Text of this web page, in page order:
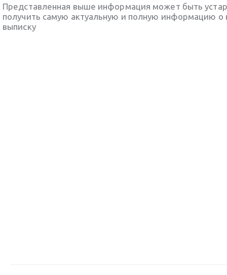
Представленная выше информация может быть
получить самую актуальную и полную информацию о
выписку